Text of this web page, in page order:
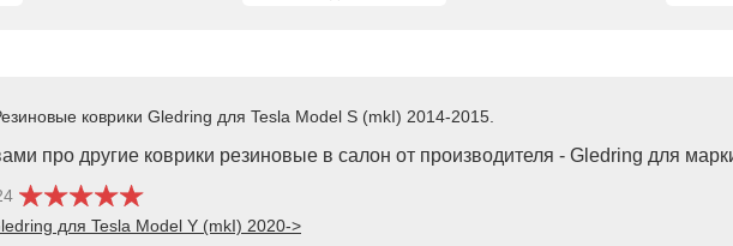
коврики Gledring для Tesla Model S (mkI) 2014-2015.
про другие коврики резиновые в салон от производителя - Gledring для
для Tesla Model Y (mkI) 2020->